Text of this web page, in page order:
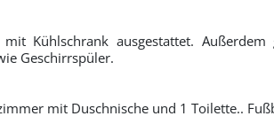
Kühlschrank ausgestattet.
Geschirrspüler.
mit Duschnische und 1 Toilette..